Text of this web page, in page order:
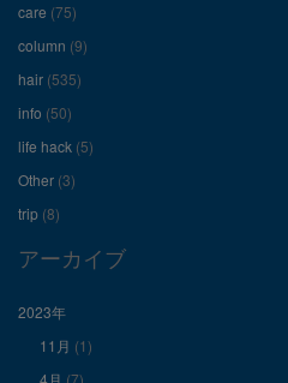
ー
ル
を
Facebook
で
示
care (75)
column (9)
hair (535)
info (50)
life hack (5)
Other (3)
trip (8)
アーカイブ
2023年
11月 (1)